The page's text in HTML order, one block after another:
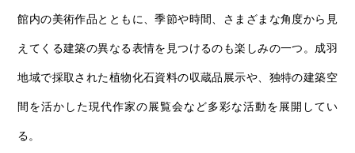
館内の美術作品とともに、季節や時間、さまざまな角度から見
えてくる建築の異なる表情を見つけるのも楽しみの一つ。成羽
地域で採取された植物化石資料の収蔵品展示や、独特の建築空
間を活かした現代作家の展覧会など多彩な活動を展開してい
る。